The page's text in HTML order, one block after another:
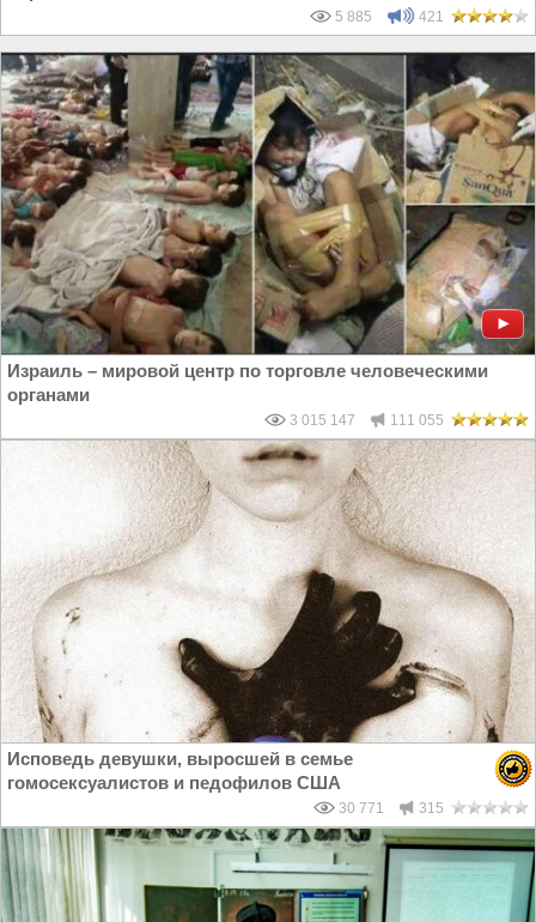
5 885 421
Израиль – мировой центр по торговле человеческими
органами
3 015 147 111 055
Исповедь девушки, выросшей в семье
гомосексуалистов и педофилов США
30 771 315